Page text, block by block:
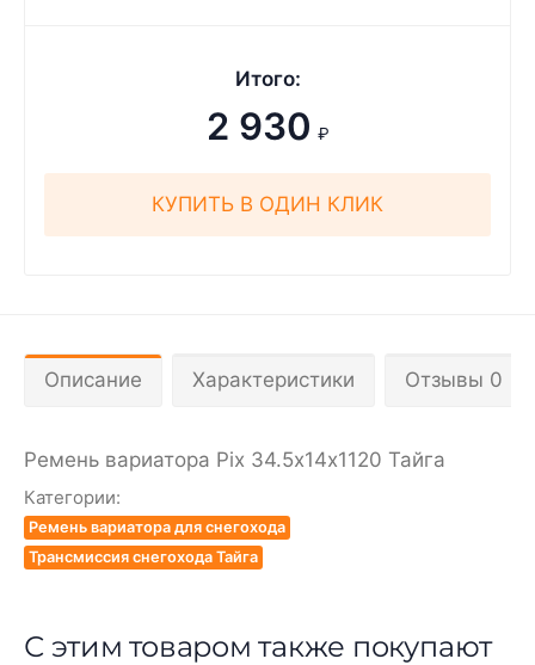
Итого:
2 930 ₽
КУПИТЬ В ОДИН КЛИК
Описание Характеристики Отзывы 0
Ремень вариатора Pix 34.5х14х1120 Тайга
Категории:
Ремень вариатора для снегохода
Трансмиссия снегохода Тайга
С этим товаром также покупают